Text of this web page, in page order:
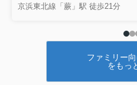
京浜東北線「蕨」駅 徒歩21分
ファミリー
をもっ